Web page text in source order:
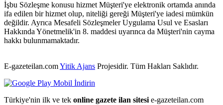
İşbu Sözleşme konusu hizmet Müşteri'ye elektronik ortamda anında
ifa edilen bir hizmet olup, niteliği gereği Müşteri'ye iadesi mümkün
değildir. Ayrıca Mesafeli Sözleşmeler Uygulama Usul ve Esasları
Hakkında Yönetmelik'in 8. maddesi uyarınca da Müşteri'nin cayma
hakkı bulunmamaktadır.
E-gazeteilan.comYitik Ajans Projesidir. Tüm Hakları Saklıdır.
Türkiye'nin ilk ve tek online gazete ilan sitesi e-gazeteilan.com